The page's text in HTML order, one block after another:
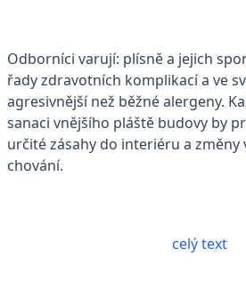
Odborníci varují: plísně a jejich
řady zdravotních komplikací a ve
agresivnější než běžné alergeny.
sanaci vnějšího pláště budovy by
určité zásahy do interiéru a změny
chování.
celý text